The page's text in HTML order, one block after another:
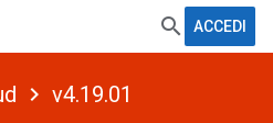
ACCEDI
v4.19.01